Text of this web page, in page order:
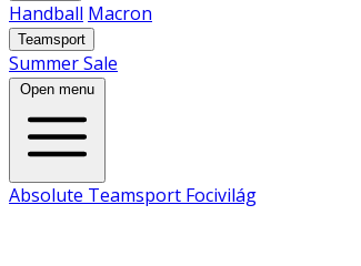
Handball Macron
Teamsport
Summer Sale
Open menu
Absolute Teamsport Focivilág